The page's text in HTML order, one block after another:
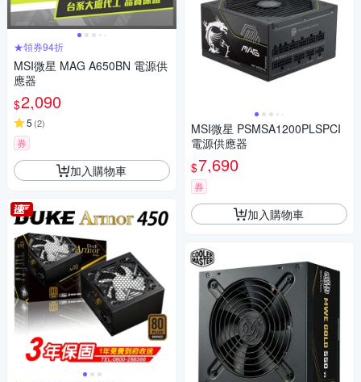
★領券94折
MSI微星 MAG A650BN 電源供
應器
$2,090
5 (2)
券
加入購物車
MSI微星 PSMSA1200PLSPCI
電源供應器
$7,690
券
加入購物車